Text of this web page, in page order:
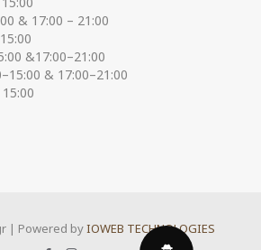
& 17:00 – 21:00
&17:00–21:00
& 17:00–21:00
| Powered byIOWEB TECHNOLOGIES